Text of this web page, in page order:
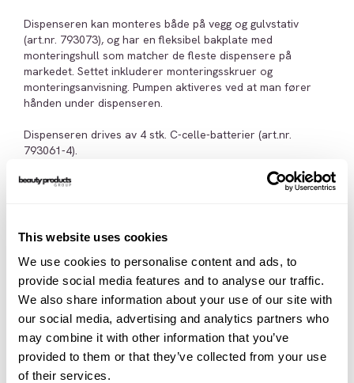
This website uses cookies
We use cookies to personalise content and ads, to
provide social media features and to analyse our traffic.
We also share information about your use of our site with
our social media, advertising and analytics partners who
may combine it with other information that you’ve
provided to them or that they’ve collected from your use
of their services.
Dispenseren kan monteres både på vegg og gulvstativ
(art.nr. 793073), og har en fleksibel bakplate med
monteringshull som matcher de fleste dispensere på
markedet. Settet inkluderer monteringsskruer og
monteringsanvisning. Pumpen aktiveres ved at man fører
hånden under dispenseren.
Dispenseren drives av 4 stk. C-celle-batterier (art.nr.
793061-4).
sort.
kjøpes separat.
Fordeler:
- Hygienisk og driftsikker
- Elegant design
- Kan monteres både på vegg og gulvstativ
- Intuitive indikatorer viser væskenivå og batteristyrke
- Refillene til dispenseren er enkle å montere og skifte ut
Tilbehør